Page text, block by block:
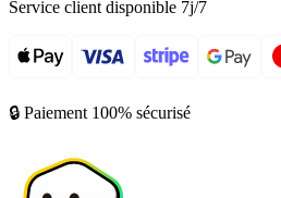
Service client disponible 7j/7
🔒 Paiement 100% sécurisé